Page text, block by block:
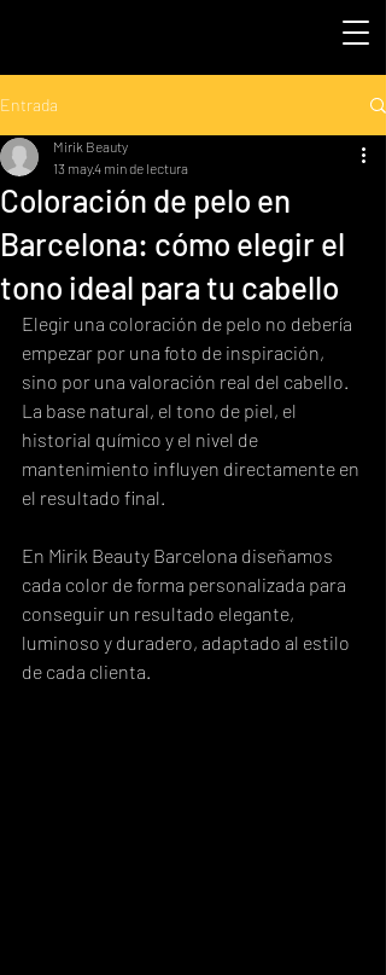
Entrada
Coloración de pelo en
Barcelona: cómo elegir el
tono ideal para tu cabello
Mirik Beauty
13 may4 min de lectura
Elegir una coloración de pelo no debería
empezar por una foto de inspiración,
sino por una valoración real del cabello.
La base natural, el tono de piel, el
historial químico y el nivel de
mantenimiento influyen directamente en
el resultado final.
En Mirik Beauty Barcelona diseñamos
cada color de forma personalizada para
conseguir un resultado elegante,
luminoso y duradero, adaptado al estilo
de cada clienta.